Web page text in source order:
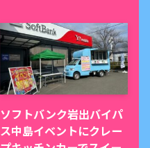
ソフトバンク岩出バイパ
ス中島イベントにクレー